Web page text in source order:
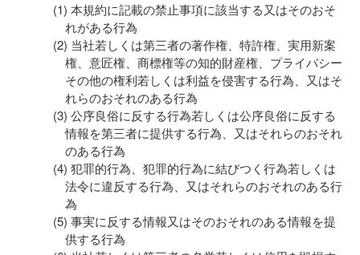
本規約に記載の禁止事項に該当する又はそのおそ
れがある行為
当社若しくは第三者の著作権、特許権、実用新案
権、意匠権、商標権等の知的財産権、プライバシー
その他の権利若しくは利益を侵害する行為、又はそ
れらのおそれのある行為
公序良俗に反する行為若しくは公序良俗に反する
情報を第三者に提供する行為、又はそれらのおそれ
のある行為
犯罪的行為、犯罪的行為に結びつく行為若しくは
法令に違反する行為、又はそれらのおそれのある行
為
事実に反する情報又はそのおそれのある情報を提
供する行為